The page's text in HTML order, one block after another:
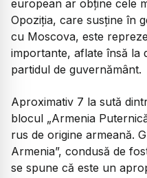
european ar obține cele
Opoziția, care susține în
cu Moscova, este
importante, aflate însă la
partidul de guvernământ.
Aproximativ 7 la sută
blocul „Armenia
rus de origine armeană.
Armenia”, condusă de
se spune că este un